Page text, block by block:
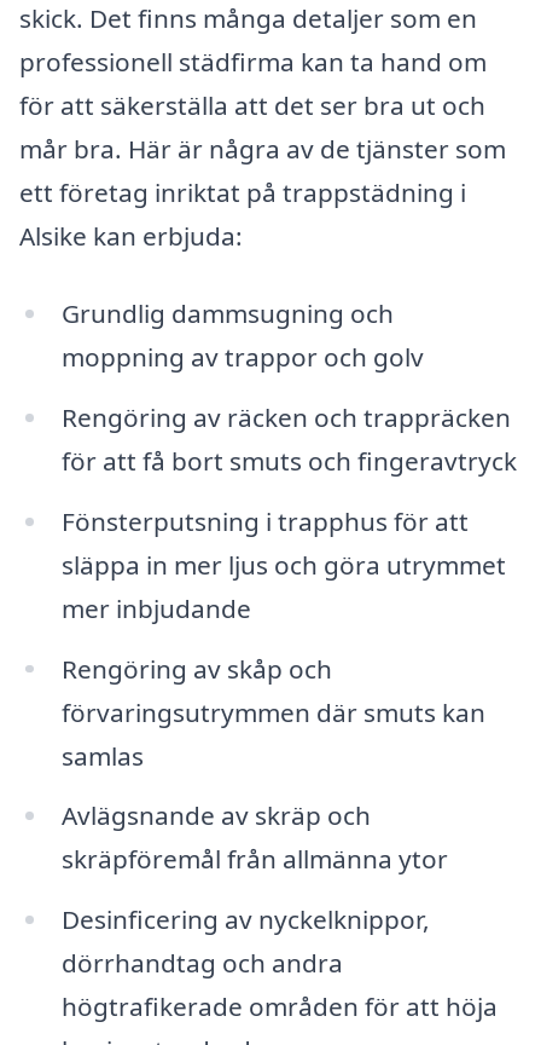
skick. Det finns många detaljer som en
professionell städfirma kan ta hand om
för att säkerställa att det ser bra ut och
mår bra. Här är några av de tjänster som
ett företag inriktat på trappstädning i
Alsike kan erbjuda:
Grundlig dammsugning och
moppning av trappor och golv
Rengöring av räcken och trappräcken
för att få bort smuts och fingeravtryck
Fönsterputsning i trapphus för att
släppa in mer ljus och göra utrymmet
mer inbjudande
Rengöring av skåp och
förvaringsutrymmen där smuts kan
samlas
Avlägsnande av skräp och
skräpföremål från allmänna ytor
Desinficering av nyckelknippor,
dörrhandtag och andra
högtrafikerade områden för att höja